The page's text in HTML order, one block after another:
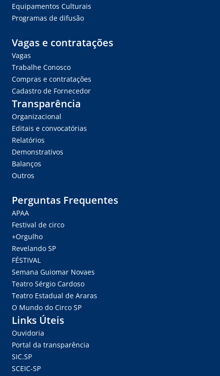
Equipamentos Culturais
Programas de difusão
Vagas e contratações
Vagas
Trabalhe Conosco
Compras e contratações
Cadastro de Fornecedor
Transparência
Organizacional
Editais e convocatórias
Relatórios
Demonstrativos
Balanços
Outros
Perguntas Frequentes
APAA
Festival de circo
+Orgulho
Revelando SP
FÉSTIVAL
Semana Guiomar Novaes
Teatro Sérgio Cardoso
Teatro Estadual de Araras
O Mundo do Circo SP
Links Úteis
Ouvidoria
Portal da transparência
SIC.SP
SCEIC-SP